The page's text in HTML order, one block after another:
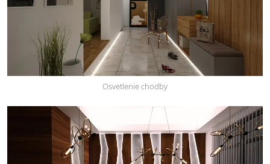
Osvetlenie chodby